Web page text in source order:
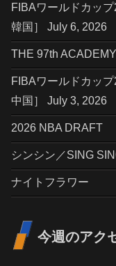
FIBAワールドカッ
韓国］ July 6, 2026
THE 97th
FIBAワールドカッ
中国］ July 3, 2026
2026 NBA DRAFT
シンシン／SING
ナイトフラワー
今週のアク